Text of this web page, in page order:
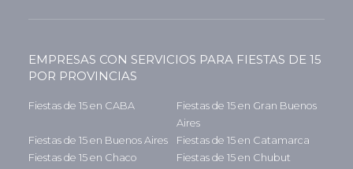
EMPRESAS CON SERVICIOS PARA FIESTAS DE 15
POR PROVINCIAS
Fiestas de 15 en CABA
Fiestas de 15 en Gran Buenos
Aires
Fiestas de 15 en Buenos Aires
Fiestas de 15 en Catamarca
Fiestas de 15 en Chaco
Fiestas de 15 en Chubut